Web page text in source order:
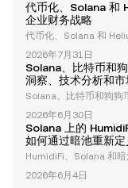
代币化、Solana 和
企业财务战略
代币化、Solana 和
财务战略的融合正在革
新的关键驱动力。
在利用 Solana 的区块
解锁新的金融机会。本
代币化和 Solana 改变
要性 代币化是将现实世
字代币的过程。这
2026年7月31日
Solana、比特币和
洞察、技术分析和
Solana、比特币和狗狗
正在迅速演变，Solana
性和近期发展成为关键
趋势、宏观经济因素以
机会。无论您是经验丰
了解这些动态对于有效
olana、比特币和狗狗币
2026年6月30日
Solana 上的
如何通过暗池重新
HumidiFi、Solana 和
中心化金融（DeFi）生
umidiFi 正在成为其中
2026年6月4日